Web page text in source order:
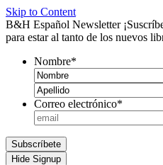
Skip to Content
B&H Español Newsletter
para estar al tanto de los nuevos
Nombre*
Correo electrónico*
Subscríbete
Hide Signup